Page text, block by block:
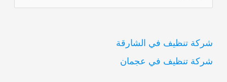
ل
ح
ث
شركة تنظيف في الشارقة
شركة تنظيف في عجمان